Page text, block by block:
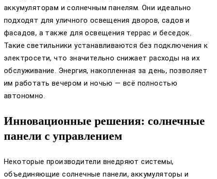
аккумуляторам и солнечным панелям. Они идеально
подходят для уличного освещения дворов, садов и
фасадов, а также для освещения террас и беседок.
Такие светильники устанавливаются без подключения к
электросети, что значительно снижает расходы на их
обслуживание. Энергия, накопленная за день, позволяет
им работать вечером и ночью — всё полностью
автономно.
Инновационные решения: солнечные
панели с управлением
Некоторые производители внедряют системы,
объединяющие солнечные панели, аккумуляторы и